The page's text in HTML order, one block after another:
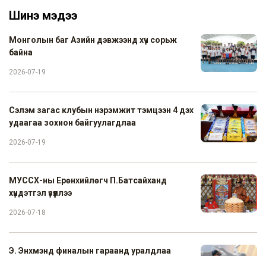
Шинэ мэдээ
Монголын баг Азийн дэвжээнд хүч сорьж
байна
2026-07-19
Сэлэм загас клубын нэрэмжит тэмцээн 4 дэх
удаагаа зохион байгуулагдлаа
2026-07-19
МУССХ-ны Ерөнхийлөгч П.Батсайханд
хүндэтгэл үзүүллээ
2026-07-18
Э. Энхмэнд финалын гараанд уралдлаа